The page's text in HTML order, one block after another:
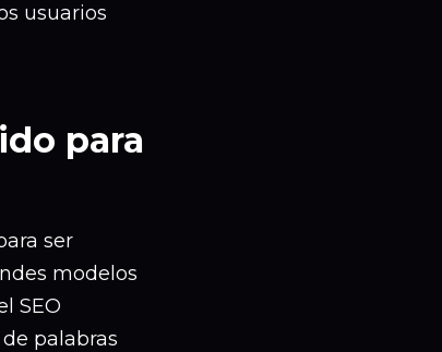
usuarios
para
ser
modelos
SEO
palabras